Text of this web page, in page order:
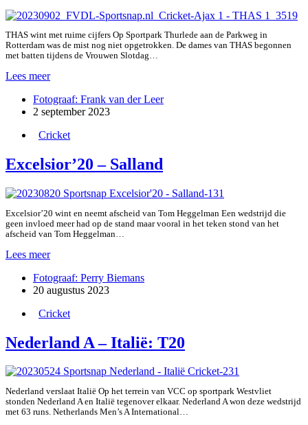
THAS wint met ruime cijfers Op Sportpark Thurlede aan de Parkweg in
Rotterdam was de mist nog niet opgetrokken. De dames van THAS begonnen
met batten tijdens de Vrouwen Slotdag…
Lees meerAjax
THAS
(VR)
Fotograaf: Frank van der Leer
2 september 2023
Cricket
Excelsior’20 – Salland
Excelsior’20 wint en neemt afscheid van Tom Heggelman Een wedstrijd die
geen invloed meer had op de stand maar vooral in het teken stond van het
afscheid van Tom Heggelman…
Lees meerExcelsior’20
Salland
Fotograaf: Perry Biemans
20 augustus 2023
Cricket
Nederland A – Italië: T20
Nederland verslaat Italië Op het terrein van VCC op sportpark Westvliet
stonden Nederland A en Italië tegenover elkaar. Nederland A won deze wedstrijd
met 63 runs. Netherlands Men’s A International…